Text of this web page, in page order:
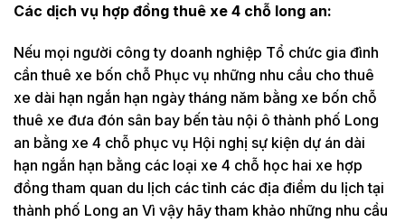
Các dịch vụ hợp đồng thuê xe 4 chỗ long an:
Nếu mọi người công ty doanh nghiệp Tổ chức gia đình
cần thuê xe bốn chỗ Phục vụ những nhu cầu cho thuê
xe dài hạn ngắn hạn ngày tháng năm bằng xe bốn chỗ
thuê xe đưa đón sân bay bến tàu nội ô thành phố Long
an bằng xe 4 chỗ phục vụ Hội nghị sự kiện dự án dài
hạn ngắn hạn bằng các loại xe 4 chỗ học hai xe hợp
đồng tham quan du lịch các tỉnh các địa điểm du lịch tại
thành phố Long an Vì vậy hãy tham khảo những nhu cầu